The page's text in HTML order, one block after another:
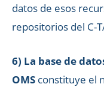
datos de esos
repositorios del C-
6) La base de
OMS constituye el